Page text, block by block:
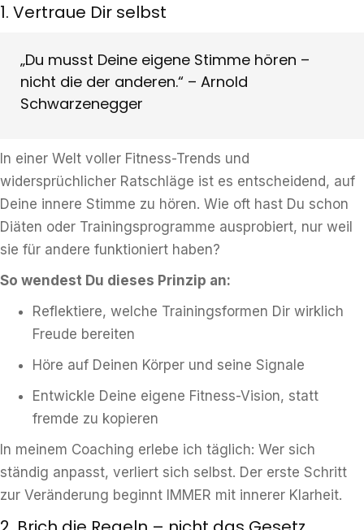
1. Vertraue Dir selbst
„Du musst Deine eigene Stimme hören –
nicht die der anderen.“ – Arnold
Schwarzenegger
In einer Welt voller Fitness-Trends und
widersprüchlicher Ratschläge ist es entscheidend, auf
Deine innere Stimme zu hören. Wie oft hast Du schon
Diäten oder Trainingsprogramme ausprobiert, nur weil
sie für andere funktioniert haben?
So wendest Du dieses Prinzip an:
Reflektiere, welche Trainingsformen Dir wirklich
Freude bereiten
Höre auf Deinen Körper und seine Signale
Entwickle Deine eigene Fitness-Vision, statt
fremde zu kopieren
In meinem Coaching erlebe ich täglich: Wer sich
ständig anpasst, verliert sich selbst. Der erste Schritt
zur Veränderung beginnt IMMER mit innerer Klarheit.